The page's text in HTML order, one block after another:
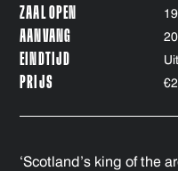
ZAAL OPEN
AANVANG
EINDTIJD
PRIJS
‘Scotland’s king of the